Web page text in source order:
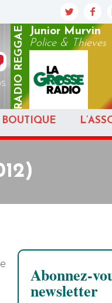
RADIO
REGGAE
Junior Murvin
Police & Thieves
BOUTIQUE
Abonnez-
newsletter